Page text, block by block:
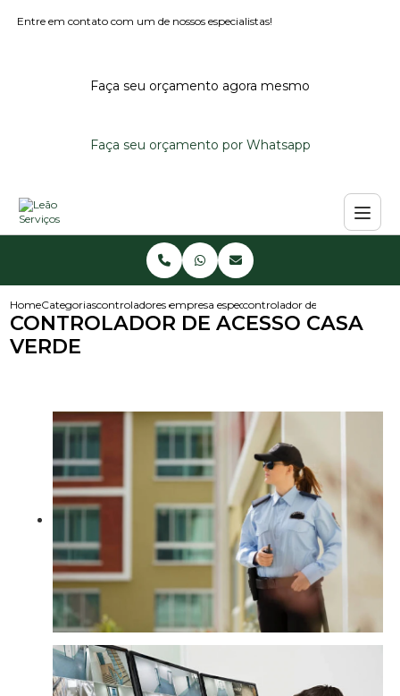
Entre em contato com um de nossos especialistas!
Faça seu orçamento agora mesmo
Faça seu orçamento por Whatsapp
HomeCategoriascontroladores de acessoempresa especializada em controlador de
controlador de acesso casa
CONTROLADOR DE ACESSO CASA
VERDE